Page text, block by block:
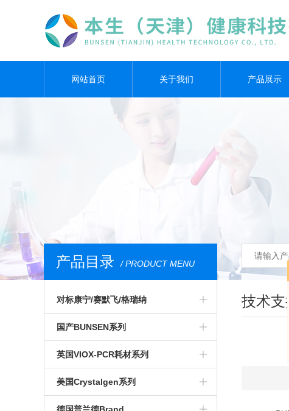
网站首页 关于我们 产品展示
产品目录 / PRODUCT MENU
对标康宁/赛默飞/格瑞纳
对标安捷伦色谱进样瓶
微孔板
培养瓶
培养皿
国产BUNSEN系列
穿刺膜
酶标条
96孔 深孔板
英国VIOX-PCR耗材系列
移液器
光学封板膜
美国Crystalgen系列
吸头
技术支